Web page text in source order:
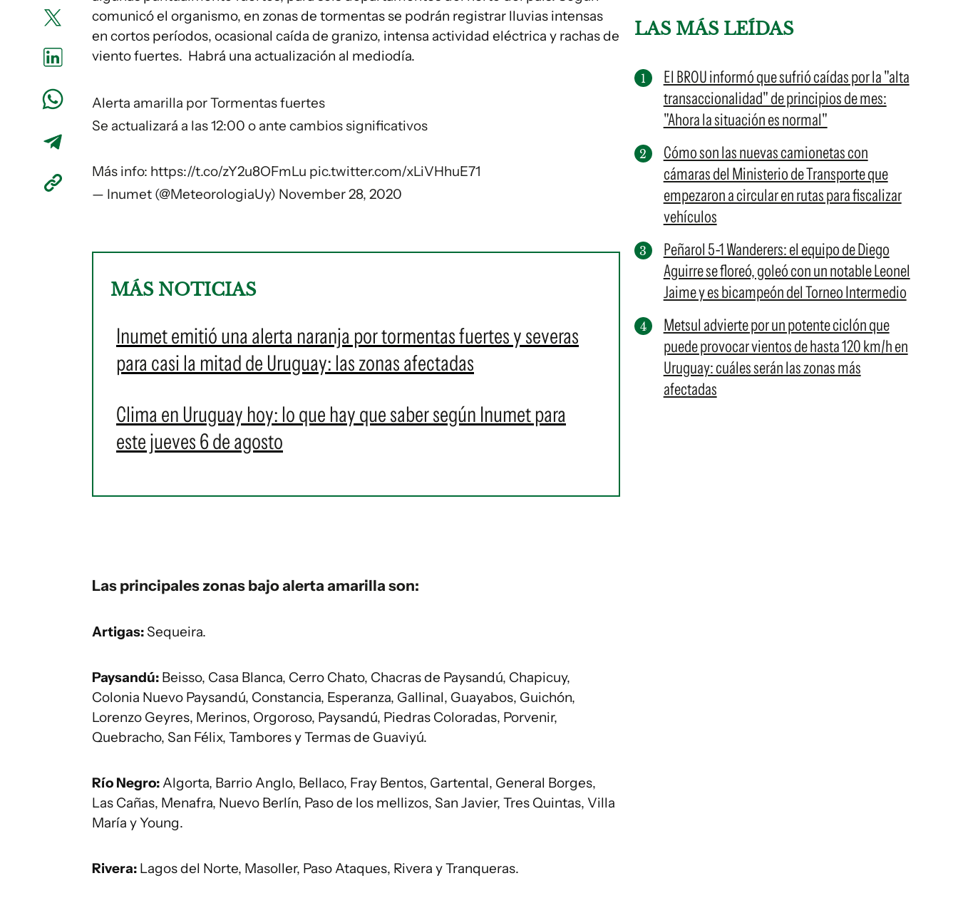
comunicó el organismo, en zonas de tormentas se podrán registrar lluvias intensas
en cortos períodos, ocasional caída de granizo, intensa actividad eléctrica y rachas de
viento fuertes. Habrá una actualización al mediodía.
Alerta amarilla por Tormentas fuertes
Se actualizará a las 12:00 o ante cambios significativos
Más info: https://t.co/zY2u8OFmLu pic.twitter.com/xLiVHhuE71
— Inumet (@MeteorologiaUy) November 28, 2020
MÁS NOTICIAS
Inumet emitió una alerta naranja por tormentas fuertes y severas
para casi la mitad de Uruguay: las zonas afectadas
Clima en Uruguay hoy: lo que hay que saber según Inumet para
este jueves 6 de agosto
Las principales zonas bajo alerta amarilla son:
Artigas: Sequeira.
Paysandú: Beisso, Casa Blanca, Cerro Chato, Chacras de Paysandú, Chapicuy,
Colonia Nuevo Paysandú, Constancia, Esperanza, Gallinal, Guayabos, Guichón,
Lorenzo Geyres, Merinos, Orgoroso, Paysandú, Piedras Coloradas, Porvenir,
Quebracho, San Félix, Tambores y Termas de Guaviyú.
Río Negro:Algorta, Barrio Anglo, Bellaco, Fray Bentos, Gartental, General Borges,
Las Cañas, Menafra, Nuevo Berlín, Paso de los mellizos, San Javier, Tres Quintas, Villa
María y Young.
Rivera: Lagos del Norte, Masoller, Paso Ataques, Rivera y Tranqueras.
LAS MÁS LEÍDAS
El BROU informó que sufrió caídas por la "alta
transaccionalidad" de principios de mes:
"Ahora la situación es normal"
Cómo son las nuevas camionetas con
cámaras del Ministerio de Transporte que
empezaron a circular en rutas para fiscalizar
vehículos
Peñarol 5-1 Wanderers: el equipo de Diego
Aguirre se floreó, goleó con un notable Leonel
Jaime y es bicampeón del Torneo Intermedio
Metsul advierte por un potente ciclón que
puede provocar vientos de hasta 120 km/h en
Uruguay: cuáles serán las zonas más
afectadas